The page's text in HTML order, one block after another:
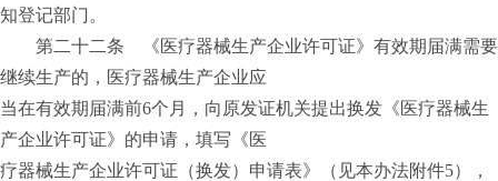
知登记部门。
第二十二条 《医疗器械生产企业许可证》有效期届满需要
继续生产的，医疗器械生产企业应
当在有效期届满前6个月，向原发证机关提出换发《医疗器械生
产企业许可证》的申请，填写《医
疗器械生产企业许可证（换发）申请表》（见本办法附件5），